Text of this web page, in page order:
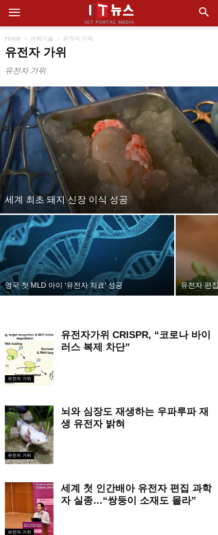
Home 과학기술 유전자 가위
유전자 가위
유전자 가위
세계 최초 돼지 신장 이식 성공
영국 첫 MLD 아이 ‘유전자 치료’ 성공 유전자 편
유전자 가위
유전자가위 CRISPR, “코로나 바이
러스 복제 차단”
유전자 가위
뇌와 심장도 재생하는 우파루파 재
생 유전자 밝혀
유전자 가위
세계 첫 인간배아 유전자 편집 과학
자 실종…“쌍둥이 소재도 몰라”